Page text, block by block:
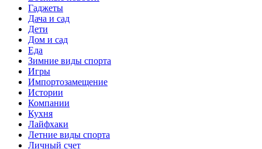
Гаджеты
Дача и сад
Дети
Дом и сад
Еда
Зимние виды спорта
Игры
Импортозамещение
Истории
Компании
Кухня
Лайфхаки
Летние виды спорта
Личный счет